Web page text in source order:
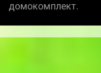
домокомплект.